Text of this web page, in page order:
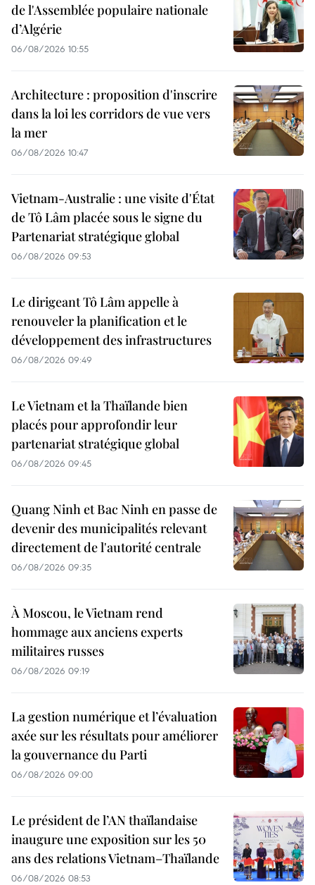
de l'Assemblée populaire nationale
d’Algérie
06/08/2026 10:55
Architecture : proposition d'inscrire
dans la loi les corridors de vue vers
la mer
06/08/2026 10:47
Vietnam-Australie : une visite d'État
de Tô Lâm placée sous le signe du
Partenariat stratégique global
06/08/2026 09:53
Le dirigeant Tô Lâm appelle à
renouveler la planification et le
développement des infrastructures
06/08/2026 09:49
Le Vietnam et la Thaïlande bien
placés pour approfondir leur
partenariat stratégique global
06/08/2026 09:45
Quang Ninh et Bac Ninh en passe de
devenir des municipalités relevant
directement de l'autorité centrale
06/08/2026 09:35
À Moscou, le Vietnam rend
hommage aux anciens experts
militaires russes
06/08/2026 09:19
La gestion numérique et l’évaluation
axée sur les résultats pour améliorer
la gouvernance du Parti
06/08/2026 09:00
Le président de l’AN thaïlandaise
inaugure une exposition sur les 50
ans des relations Vietnam–Thaïlande
06/08/2026 08:53